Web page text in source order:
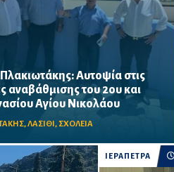
Πλακιωτάκης: Αυτοψία στις
αναβάθμισης του 2ου και
Αγίου Νικολάου
,ΛΑΣΙΘΙ , ΣΧΟΛΕΙΑ
του προγράμματος
Γιαννάκου» αναμένεται να
πριν από τη νέα σχολική
ανακαινίσεις
ΙΕΡΑΠΕΤΡΑ